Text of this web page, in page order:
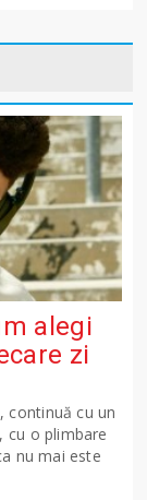
alegi
zi
continuă cu un
cu o plimbare
nu mai este